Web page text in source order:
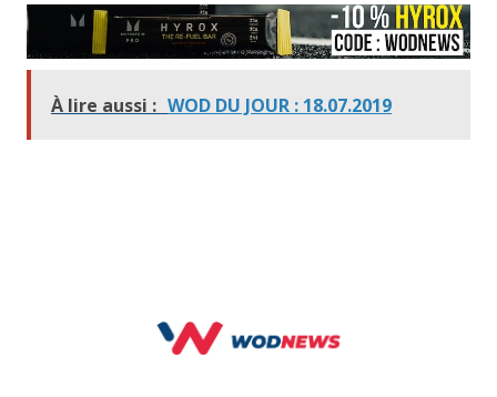
À lire aussi : WOD DU JOUR : 18.07.2019